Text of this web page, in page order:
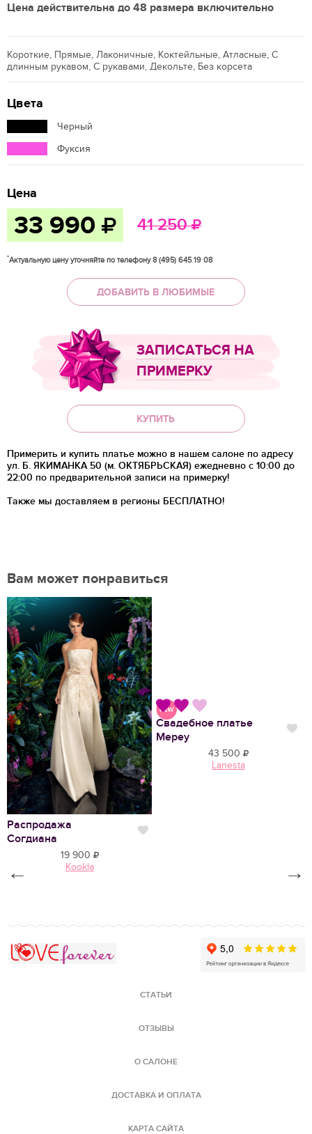
Цена действительна до 48 размера включительно
Короткие, Прямые, Лаконичные, Коктейльные, Атласные, С
длинным рукавом, С рукавами, Декольте, Без корсета
Цвета
Черный
Фуксия
Цена
33 990 41 250
*Актуальную цену уточняйте по телефону 8 (495) 645 19 08
ДОБАВИТЬ В ЛЮБИМЫЕ
ЗАПИСАТЬСЯ НА
ПРИМЕРКУ
КУПИТЬ
Примерить и купить платье можно в нашем салоне по адресу
ул. Б. ЯКИМАНКА 50 (м. ОКТЯБРЬСКАЯ) ежедневно с 10:00 до
22:00 по предварительной записи на примерку!
Также мы доставляем в регионы БЕСПЛАТНО!
Вам может понравиться
Нравится
Распродажа
Согдиана
19 900
Kookla
Свадебное платье
Мереу
43 500
Lanesta
← →
СТАТЬИ
ОТЗЫВЫ
О САЛОНЕ
ДОСТАВКА И ОПЛАТА
КАРТА САЙТА